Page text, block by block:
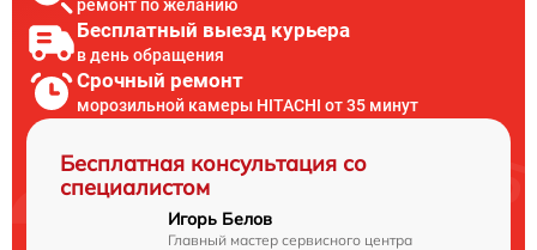
ремонт по желанию
Бесплатный выезд курьера
в день обращения
Срочный ремонт
морозильной камеры HITACHI от 35 минут
Бесплатная консультация со
специалистом
Игорь Белов
Главный мастер сервисного центра